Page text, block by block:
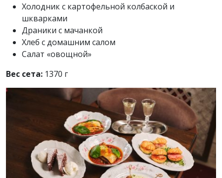
Холодник с картофельной колбаской и
шкварками
Драники с мачанкой
Хлеб с домашним салом
Салат «овощной»
Вес сета: 1370 г